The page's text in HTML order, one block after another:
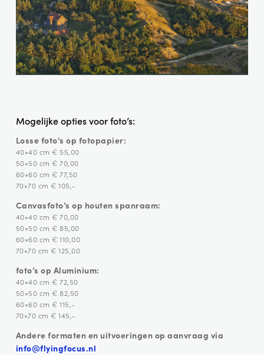
Mogelijke opties voor foto’s:
Losse foto’s op fotopapier:
40×40 cm € 55,00
50×50 cm € 70,00
60×60 cm € 77,50
70×70 cm € 105,-
Canvasfoto’s op houten spanraam:
40×40 cm € 70,00
50×50 cm € 85,00
60×60 cm € 110,00
70×70 cm € 125,00
foto’s op Aluminium:
40×40 cm € 72,50
50×50 cm € 82,50
60×60 cm € 115,-
70×70 cm € 145,-
Andere formaten en uitvoeringen op aanvraag via
info@flyingfocus.nl